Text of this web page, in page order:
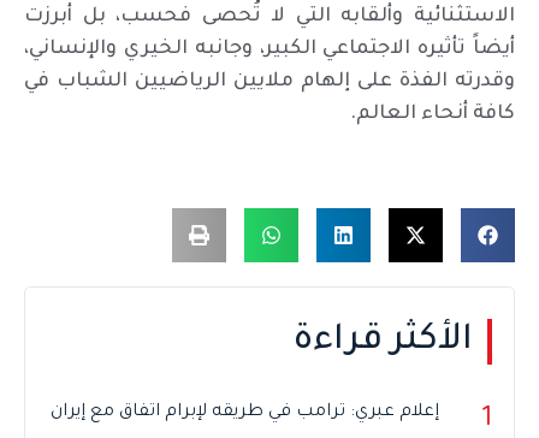
الاستثنائية وألقابه التي لا تُحصى فحسب، بل أبرزت
أيضاً تأثيره الاجتماعي الكبير، وجانبه الخيري والإنساني،
وقدرته الفذة على إلهام ملايين الرياضيين الشباب في
كافة أنحاء العالم.
الأكثر قراءة
1 إعلام عبري: ترامب في طريقه لإبرام اتفاق مع إيران